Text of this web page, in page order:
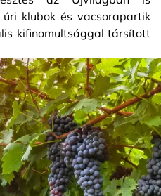
klubok és vacsorapartik
kifinomultsággal társított